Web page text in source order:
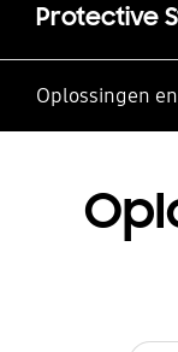
Oplossingen